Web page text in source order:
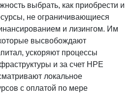
выбрать, как приобрести и
не ограничивающиеся
и лизингом. Им
высвобождают
ускоряют процессы
и за счет HPE
локальное
с оплатой по мере